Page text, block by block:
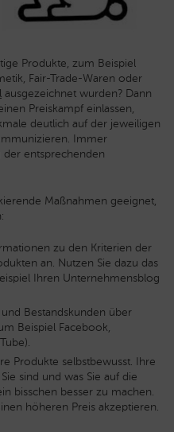
Produkte, zum Beispiel
Fair-Trade-Waren oder
ausgezeichnet wurden? Dann
Preiskampf einlassen,
deutlich auf der jeweiligen
Immer
der entsprechenden
Maßnahmen geeignet,
zu den Kriterien der
an. Nutzen Sie dazu das
Ihren Unternehmensblog
Bestandskunden über
Beispiel Facebook,
Produkte selbstbewusst. Ihre
sind und was Sie auf die
bisschen besser zu machen.
höheren Preis akzeptieren.